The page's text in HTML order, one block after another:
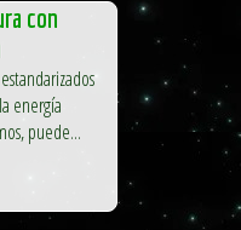
con
energía
puede...